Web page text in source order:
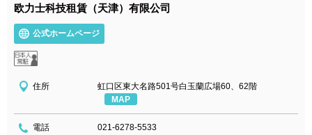
欧力士科技租賃（天津）有限公司
公式ホームページ
住所
虹口区東大名路501号白玉蘭広場60、62階
MAP
電話 021-6278-5533